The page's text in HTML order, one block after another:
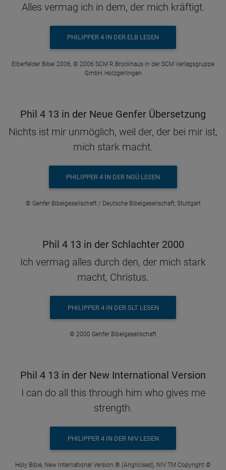
Alles vermag ich in dem, der mich kräftigt.
PHILIPPER 4 IN DER ELB LESEN
Elberfelder Bibel 2006, © 2006 SCM R.Brockhaus in der SCM Verlagsgruppe
GmbH, Holzgerlingen
Phil 4 13 in der Neue Genfer Übersetzung
Nichts ist mir unmöglich, weil der, der bei mir ist,
mich stark macht.
PHILIPPER 4 IN DER NGÜ LESEN
© Genfer Bibelgesellschaft / Deutsche Bibelgesellschaft, Stuttgart
Phil 4 13 in der Schlachter 2000
Ich vermag alles durch den, der mich stark
macht, Christus.
PHILIPPER 4 IN DER SLT LESEN
© 2000 Genfer Bibelgesellschaft
Phil 4 13 in der New International Version
I can do all this through him who gives me
strength.
PHILIPPER 4 IN DER NIV LESEN
Holy Bible, New International Version ® (Anglicised), NIV TM Copyright ©